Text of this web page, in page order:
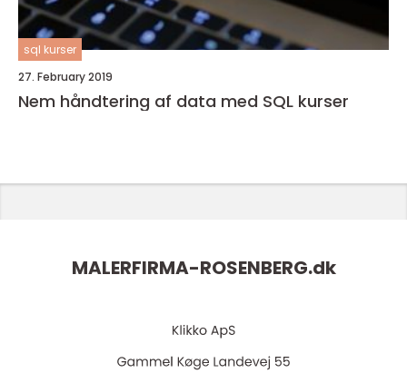
sql kurser
27. February 2019
Nem håndtering af data med SQL kurser
MALERFIRMA-ROSENBERG.dk